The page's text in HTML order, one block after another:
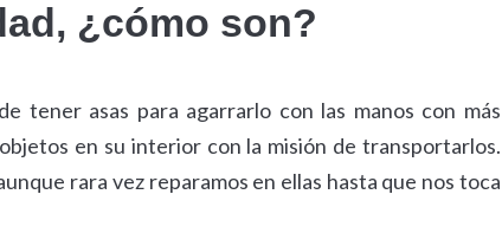
¿cómo son?
tener asas para agarrarlo con las manos con más
en su interior con la misión de transportarlos.
rara vez reparamos en ellas hasta que nos toca